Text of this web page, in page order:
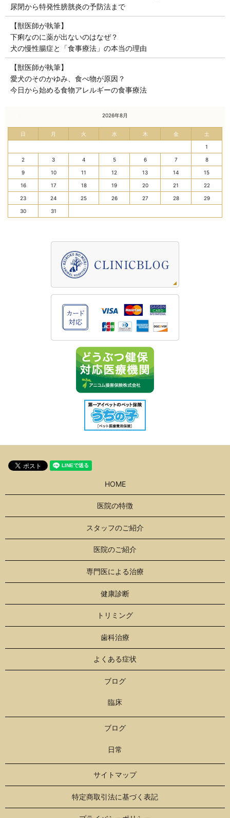
尿閉から特発性膀胱炎の予防法まで
【獣医師が執筆】
下痢なのに薬が出ないのはなぜ？
犬の慢性腸症と「食事療法」の本当の理由
【獣医師が執筆】
愛犬のそのかゆみ、食べ物が原因？
今日から始める食物アレルギーの食事療法
2026年8月
日 月 火 水 木 金 土
1
2 3 4 5 6 7 8
9 10 11 12 13 14 15
16 17 18 19 20 21 22
23 24 25 26 27 28 29
30 31
HOME
医院の特徴
スタッフのご紹介
医院のご紹介
専門医による治療
健康診断
トリミング
歯科治療
よくある症状
ブログ
臨床
ブログ
日常
サイトマップ
特定商取引法に基づく表記